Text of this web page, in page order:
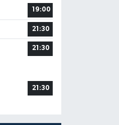
19:00
21:30
21:30
21:30